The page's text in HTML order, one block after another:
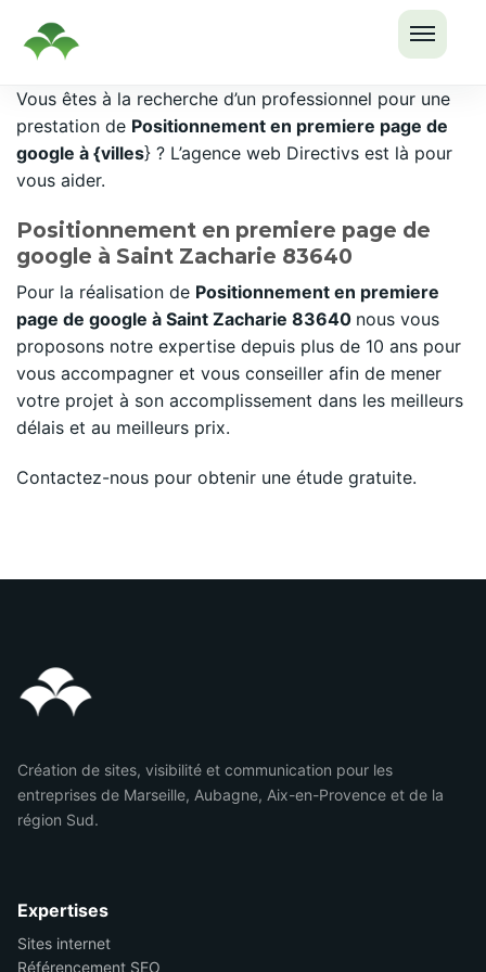
LE
MENU
Passer
au
contenu
Vous êtes à la recherche d’un professionnel pour une
prestation de Positionnement en premiere page de
google à {villes} ? L’agence web Directivs est là pour
vous aider.
Positionnement en premiere page de
google à Saint Zacharie 83640
Pour la réalisation de Positionnement en premiere
page de google à Saint Zacharie 83640 nous vous
proposons notre expertise depuis plus de 10 ans pour
vous accompagner et vous conseiller afin de mener
votre projet à son accomplissement dans les meilleurs
délais et au meilleurs prix.
Contactez-nous pour obtenir une étude gratuite.
Création de sites, visibilité et communication pour les
entreprises de Marseille, Aubagne, Aix-en-Provence et de la
région Sud.
Expertises
Sites internet
Référencement SEO